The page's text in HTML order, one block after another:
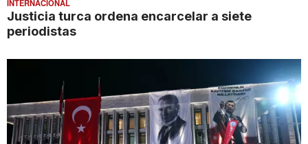
INTERNACIONAL
Justicia turca ordena encarcelar a siete
periodistas